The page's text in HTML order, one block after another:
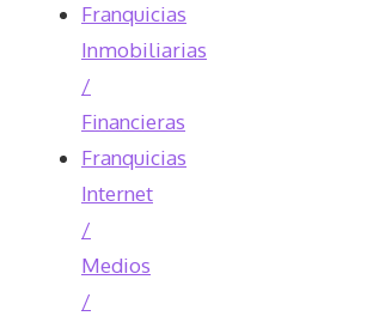
Franquicias
Inmobiliarias
/
Financieras
Franquicias
Internet
/
Medios
/